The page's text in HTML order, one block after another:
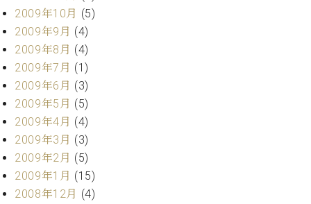
2009年10月 (5)
2009年9月 (4)
2009年8月 (4)
2009年7月 (1)
2009年6月 (3)
2009年5月 (5)
2009年4月 (4)
2009年3月 (3)
2009年2月 (5)
2009年1月 (15)
2008年12月 (4)